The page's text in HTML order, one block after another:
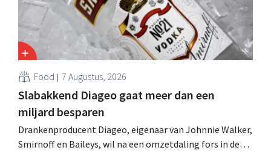
Food 7 Augustus, 2026
Slabakkend Diageo gaat meer dan een
miljard besparen
Drankenproducent Diageo, eigenaar van Johnnie Walker,
Smirnoff en Baileys, wil na een omzetdaling fors in de